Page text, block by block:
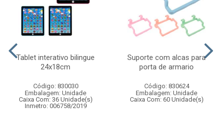
Tablet interativo bilingue
24x18cm
Código: 830030
Embalagem: Unidade
Caixa Com: 36 Unidade(s)
Inmetro: 006758/2019
Suporte com alcas para
porta de armario
Código: 830624
Embalagem: Unidade
Caixa Com: 60 Unidade(s)